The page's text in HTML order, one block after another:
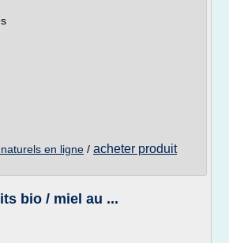
en ligne / acheter produit
bio / miel au ...